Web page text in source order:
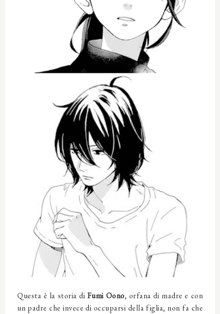
Questa è la storia di Fumi Oono, orfana di madre e con
un padre che invece di occuparsi della figlia, non fa che